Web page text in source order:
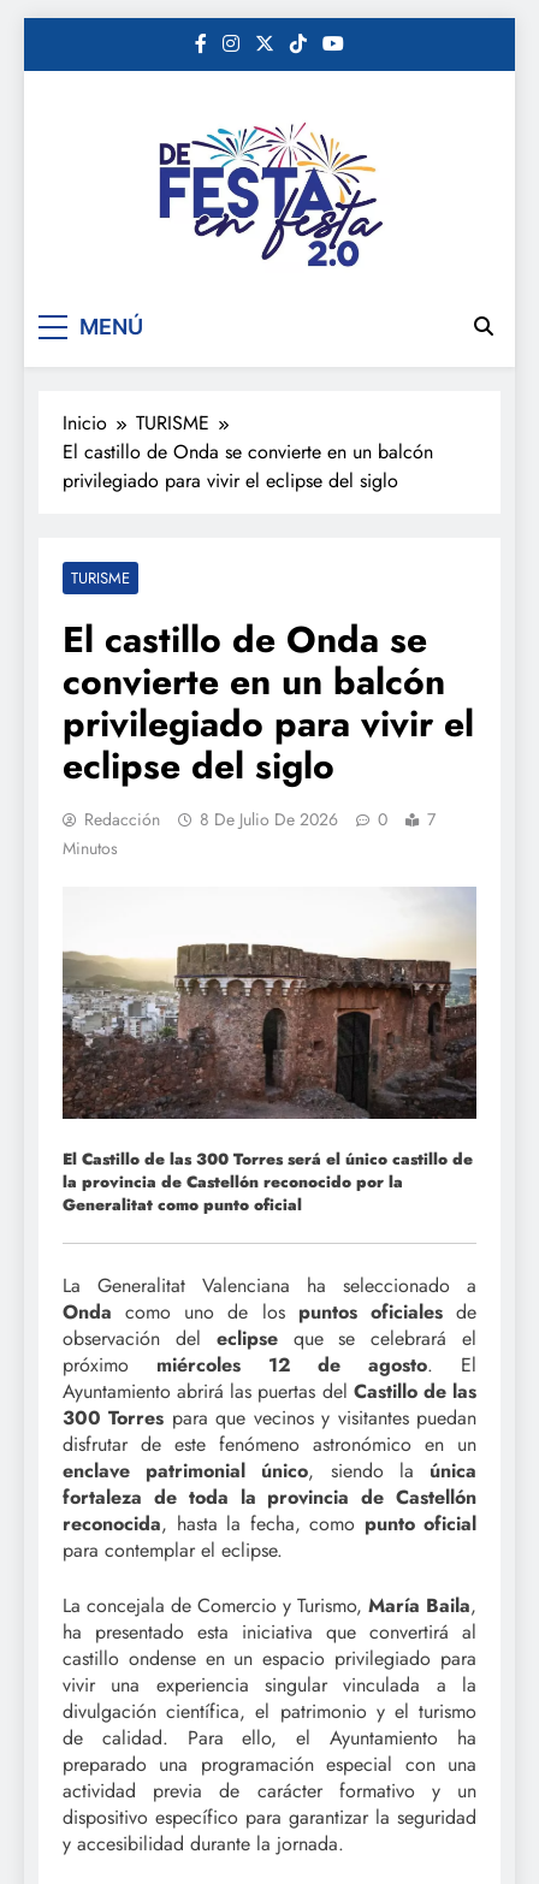
De festa en festa 2.0
MENÚ
Inicio
TURISME
El castillo de Onda se convierte en un balcón
privilegiado para vivir el eclipse del siglo
TURISME
El castillo de Onda se
convierte en un balcón
privilegiado para vivir el
eclipse del siglo
Redacción 8 De Julio De 2026 0
7
Minutos
El Castillo de las 300 Torres será el único castillo de
la provincia de Castellón reconocido por la
Generalitat como punto oficial
La Generalitat Valenciana ha seleccionado a
Onda como uno de los puntos oficialesde
observación del eclipseque se celebrará el
próximo miércoles 12 de agosto. El
Ayuntamiento abrirá las puertas del Castillo de las
300 Torres para que vecinos y visitantes puedan
disfrutar de este fenómeno astronómico en un
enclave patrimonial único, siendo la única
fortaleza de toda la provincia de Castellón
reconocida, hasta la fecha, como punto oficial
para contemplar el eclipse.
La concejala de Comercio y Turismo, María Baila,
ha presentado esta iniciativa que convertirá al
castillo ondense en un espacio privilegiado para
vivir una experiencia singular vinculada a la
divulgación científica, el patrimonio y el turismo
de calidad. Para ello, el Ayuntamiento ha
preparado una programación especial con una
actividad previa de carácter formativo y un
dispositivo específico para garantizar la seguridad
y accesibilidad durante la jornada.